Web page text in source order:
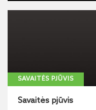
SAVAITĖS PJŪVIS
Savaitės pjūvis